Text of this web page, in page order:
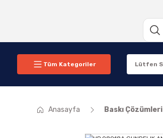
Tüm Kategoriler
Anasayfa Baskı Çözümleri